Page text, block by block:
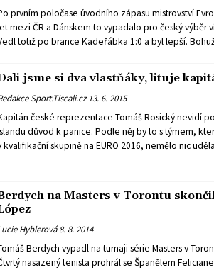
prvním poločase úvodního zápasu mistrovství
mezi ČR a Dánskem to vypadalo pro český výběr
totiž po brance Kadeřábka 1:0 a byl lepší.
pražské skupiny remizovalo Německo se Srbskem
jsme si dva vlastňáky, lituje
Sport.Tiscali.cz 13. 6. 2015
české reprezentace Tomáš Rosický nevidí
důvod k panice. Podle něj by to s týmem,
kvalifikační skupině na EURO 2016, nemělo nic
na Masters v Torontu
Hyblerová 8. 8. 2014
Berdych vypadl na turnaji série Masters v
nasazený tenista prohrál se Španělem